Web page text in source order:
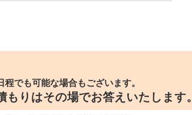
程でも可能な場合もございます。
もりはその場でお答えいたします。